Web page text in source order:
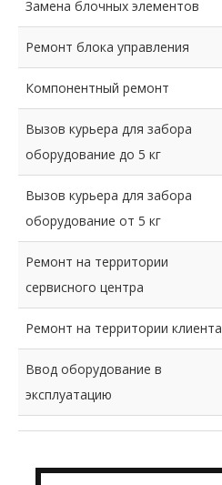
Замена блочных элементов
Ремонт блока управления
Компонентный ремонт
Вызов курьера для забора
оборудование до 5 кг
Вызов курьера для забора
оборудование от 5 кг
Ремонт на территории
сервисного центра
Ремонт на территории клиента
Ввод оборудование в
эксплуатацию